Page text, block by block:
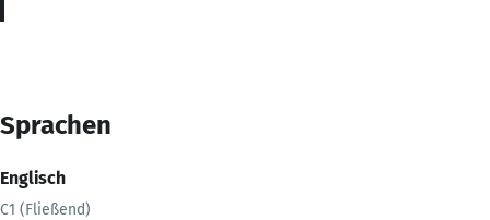
Sprachen
Englisch
C1 (Fließend)